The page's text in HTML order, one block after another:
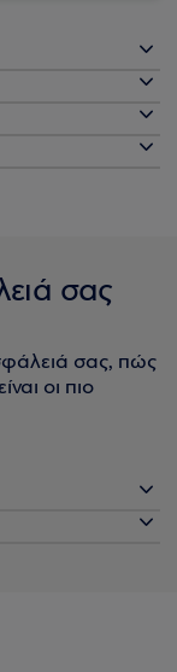
σας
σας, πώς
οι πιο